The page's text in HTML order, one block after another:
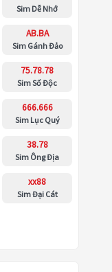
Sim Dễ Nhớ
AB.BA
Sim Gánh Đảo
75.78.78
Sim Số Độc
666.666
Sim Lục Quý
38.78
Sim Ông Địa
xx88
Sim Đại Cát